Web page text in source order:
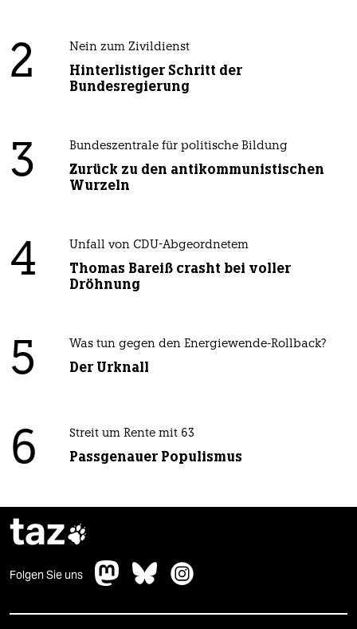
2 Nein zum Zivildienst
Hinterlistiger Schritt der
Bundesregierung
3 Bundeszentrale für politische Bildung
Zurück zu den antikommunistischen
Wurzeln
4 Unfall von CDU-Abgeordnetem
Thomas Bareiß crasht bei voller
Dröhnung
5 Was tun gegen den Energiewende-Rollback?
Der Urknall
6 Streit um Rente mit 63
Passgenauer Populismus
taz
Folgen Sie uns